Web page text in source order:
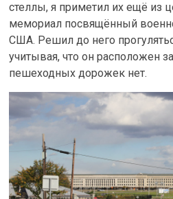
стеллы, я приметил их ещё из
мемориал посвящённый
США. Решил до него
учитывая, что он расположен
пешеходных дорожек нет.